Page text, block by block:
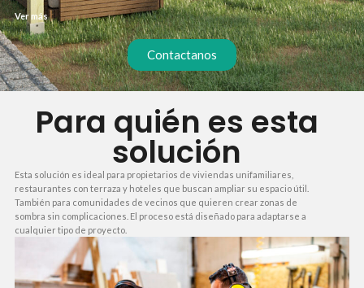
sorpresas ni retrasos. Cada proyecto se planifica al detalle para que disfrutes
de tu espacio exterior con total tranquilidad. Olvídate de reparaciones o
mantenimientos imprevistos.
Ver más
Contactanos
Para quién es esta
solución
Esta solución es ideal para propietarios de viviendas unifamiliares,
restaurantes con terraza y hoteles que buscan ampliar su espacio útil.
También para comunidades de vecinos que quieren crear zonas de
sombra sin complicaciones. El proceso está diseñado para adaptarse a
cualquier tipo de proyecto.